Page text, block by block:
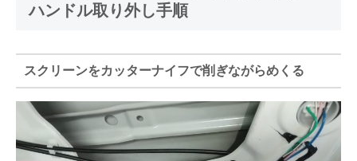
ハンドル取り外し手順
スクリーンをカッターナイフで削ぎながらめくる